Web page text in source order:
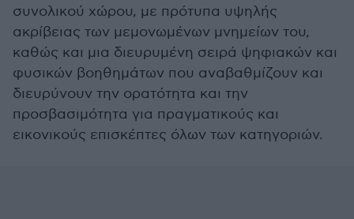
συνολικού χώρου, με πρότυπα υψηλής
ακρίβειας των μεμονωμένων μνημείων του,
καθώς και μια διευρυμένη σειρά ψηφιακών και
φυσικών βοηθημάτων που αναβαθμίζουν και
διευρύνουν την ορατότητα και την
προσβασιμότητα για πραγματικούς και
εικονικούς επισκέπτες όλων των κατηγοριών.